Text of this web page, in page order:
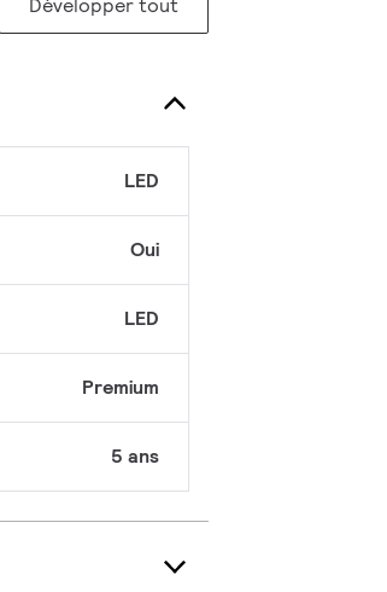
LED
Oui
LED
Premium
5 ans